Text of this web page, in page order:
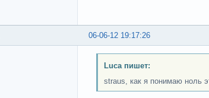
06-06-12 19:17:26
Luca пишет:
straus, как я понимаю ноль